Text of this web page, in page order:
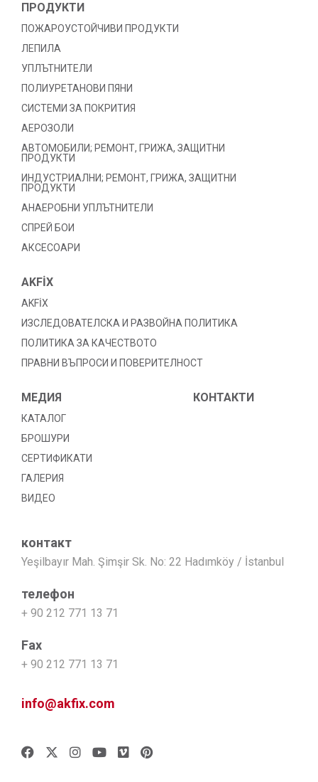
ПРОДУКТИ
ПОЖАРОУСТОЙЧИВИ ПРОДУКТИ
ЛЕПИЛА
УПЛЪТНИТЕЛИ
ПОЛИУРЕТАНОВИ ПЯНИ
СИСТЕМИ ЗА ПОКРИТИЯ
АЕРОЗОЛИ
АВТОМОБИЛИ; РЕМОНТ, ГРИЖА, ЗАЩИТНИ
ПРОДУКТИ
ИНДУСТРИАЛНИ; РЕМОНТ, ГРИЖА, ЗАЩИТНИ
ПРОДУКТИ
АНАЕРОБНИ УПЛЪТНИТЕЛИ
СПРЕЙ БОИ
АКСЕСОАРИ
AKFİX
AKFİX
ИЗСЛЕДОВАТЕЛСКА И РАЗВОЙНА ПОЛИТИКА
ПОЛИТИКА ЗА КАЧЕСТВОТО
ПРАВНИ ВЪПРОСИ И ПОВЕРИТЕЛНОСТ
МЕДИЯ
КАТАЛОГ
БРОШУРИ
СЕРТИФИКАТИ
ГАЛЕРИЯ
ВИДЕО
КОНТАКТИ
контакт
Yeşilbayır Mah. Şimşir Sk. No: 22 Hadımköy / İstanbul
телефон
+ 90 212 771 13 71
Fax
+ 90 212 771 13 71
info@akfix.com